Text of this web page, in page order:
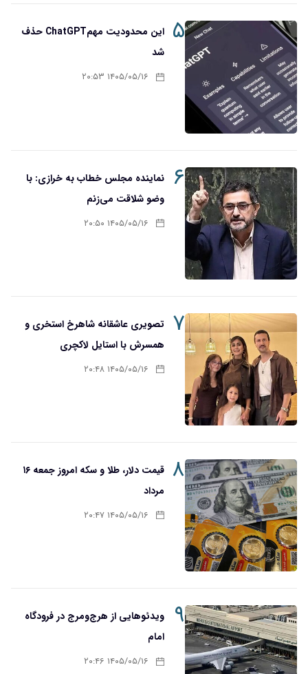
۵
این محدودیت مهمChatGPT حذف
شد
۱۴۰۵/۰۵/۱۶ ۲۰:۵۳
۶
نماینده مجلس خطاب به خرازی: با
وضو شلاقت می‌زنم
۱۴۰۵/۰۵/۱۶ ۲۰:۵۰
۷
تصویری عاشقانه شاهرخ استخری و
همسرش با استایل لاکچری
۱۴۰۵/۰۵/۱۶ ۲۰:۴۸
۸
قیمت دلار، طلا و سکه امروز جمعه ۱۶
مرداد
۱۴۰۵/۰۵/۱۶ ۲۰:۴۷
۹
ویدئوهایی از هرج‌ومرج در فرودگاه
امام
۱۴۰۵/۰۵/۱۶ ۲۰:۴۶